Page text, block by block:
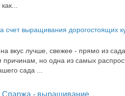
вкус лучше, свежее - прямо из
но одна из самых
сада ...
Спаржа - выращивание